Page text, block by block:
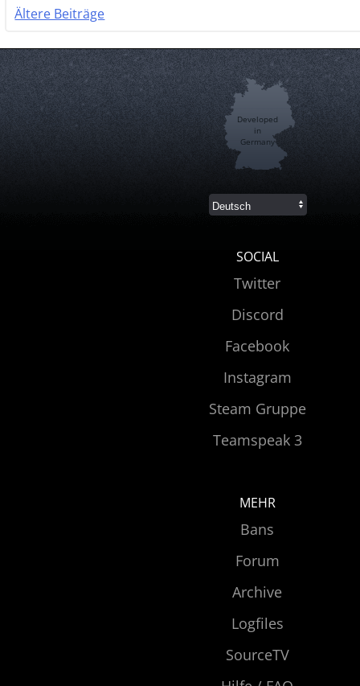
Ältere Beiträge
Developed
in
Germany
SOCIAL
Twitter
Discord
Facebook
Instagram
Steam Gruppe
Teamspeak 3
MEHR
Bans
Forum
Archive
Logfiles
SourceTV